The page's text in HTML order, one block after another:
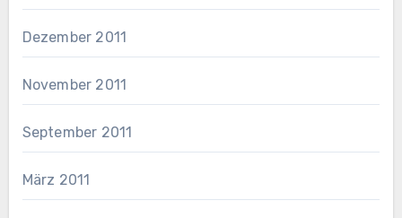
Dezember 2011
November 2011
September 2011
März 2011